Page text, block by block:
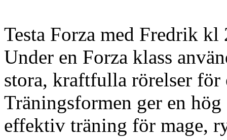
Testa Forza med Fredrik kl
Under en Forza klass
stora, kraftfulla rörelser
Träningsformen ger en
effektiv träning för mage,